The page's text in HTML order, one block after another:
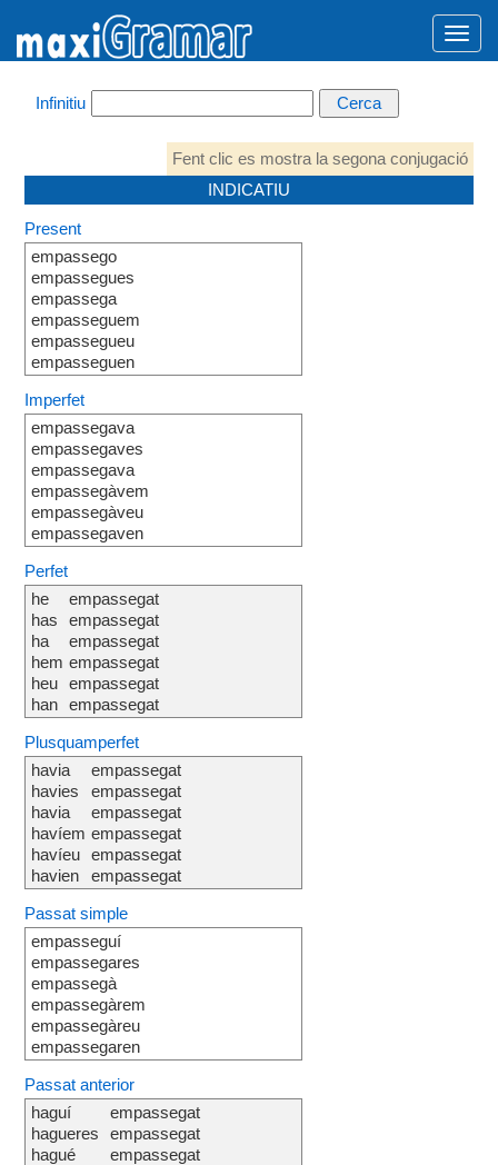
Infinitiu
Fent clic es mostra la segona conjugació
INDICATIU
Present
empassego
empassegues
empassega
empasseguem
empassegueu
empasseguen
Imperfet
empassegava
empassegaves
empassegava
empassegàvem
empassegàveu
empassegaven
Perfet
he
has
ha
hem
heu
han
empassegat
empassegat
empassegat
empassegat
empassegat
empassegat
Plusquamperfet
havia
havies
havia
havíem
havíeu
havien
empassegat
empassegat
empassegat
empassegat
empassegat
empassegat
Passat simple
empasseguí
empassegares
empassegà
empassegàrem
empassegàreu
empassegaren
Passat anterior
haguí
hagueres
hagué
empassegat
empassegat
empassegat